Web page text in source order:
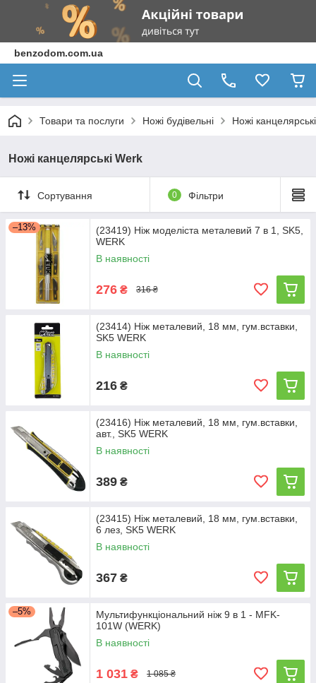
benzodom.com.ua
Товари та послуги Ножі будівельні Ножі
Ножі канцелярські Werk
Сортування 0 Фільтри
–13%
(23419) Ніж моделіста металевий 7 в 1, SK5,
WERK
В наявності
276 ₴ 316 ₴
(23414) Ніж металевий, 18 мм, гум.вставки,
SK5 WERK
В наявності
216 ₴
(23416) Ніж металевий, 18 мм, гум.вставки,
авт., SK5 WERK
В наявності
389 ₴
(23415) Ніж металевий, 18 мм, гум.вставки,
6 лез, SK5 WERK
В наявності
367 ₴
–5%
Мультифункціональний ніж 9 в 1 - MFK-
101W (WERK)
В наявності
1 031 ₴ 1 085 ₴